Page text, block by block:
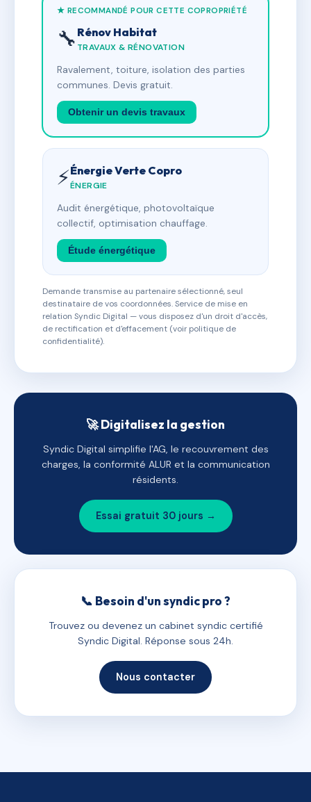
★ RECOMMANDÉ POUR CETTE COPROPRIÉTÉ
🔧 Rénov Habitat
TRAVAUX & RÉNOVATION
Ravalement, toiture, isolation des parties
communes. Devis gratuit.
Obtenir un devis travaux
⚡Énergie Verte Copro
ÉNERGIE
Audit énergétique, photovoltaïque
collectif, optimisation chauffage.
Étude énergétique
Demande transmise au partenaire sélectionné, seul
destinataire de vos coordonnées. Service de mise en
relation Syndic Digital — vous disposez d'un droit d'accès,
de rectification et d'effacement (voir politique de
confidentialité).
🚀 Digitalisez la gestion
Syndic Digital simplifie l'AG, le recouvrement des
charges, la conformité ALUR et la communication
résidents.
Essai gratuit 30 jours →
📞 Besoin d'un syndic pro ?
Trouvez ou devenez un cabinet syndic certifié
Syndic Digital. Réponse sous 24h.
Nous contacter